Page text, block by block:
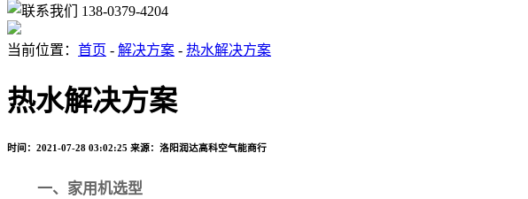
138-0379-4204
当前位置： 首页 - 解决方案 - 热水解决方案
热水解决方案
时间：2021-07-28 03:02:25 来源：洛阳润达高科空气能商行
一、家用机选型